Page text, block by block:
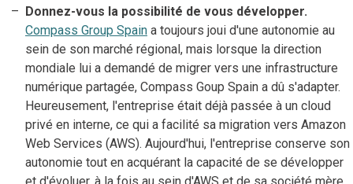
Donnez-vous la possibilité de vous développer.
Compass Group Spain a toujours joui d'une autonomie au
sein de son marché régional, mais lorsque la direction
mondiale lui a demandé de migrer vers une infrastructure
numérique partagée, Compass Goup Spain a dû s'adapter.
Heureusement, l'entreprise était déjà passée à un cloud
privé en interne, ce qui a facilité sa migration vers Amazon
Web Services (AWS). Aujourd'hui, l'entreprise conserve son
autonomie tout en acquérant la capacité de se développer
et d'évoluer, à la fois au sein d'AWS et de sa société mère